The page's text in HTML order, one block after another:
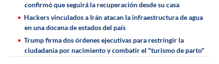
confirmó que seguirá la recuperación desde su casa
Hackers vinculados a Irán atacan la infraestructura de agua
en una docena de estados del país
Trump firma dos órdenes ejecutivas para restringir la
ciudadanía por nacimiento y combatir el "turismo de parto"